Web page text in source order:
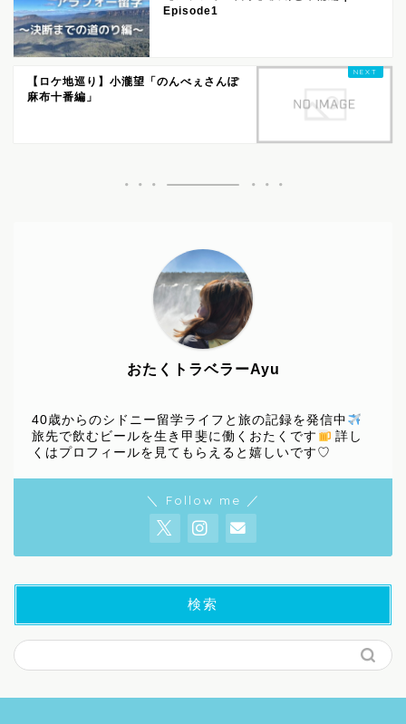
Episode1
【ロケ地巡り】小瀧望「のんべぇさんぽ
麻布十番編」
おたくトラベラーAyu
40歳からのシドニー留学ライフと旅の記録を発信中
旅先で飲むビールを生き甲斐に働くおたくです
詳し
くはプロフィールを見てもらえると嬉しいです♡
＼ Follow me ／
検索